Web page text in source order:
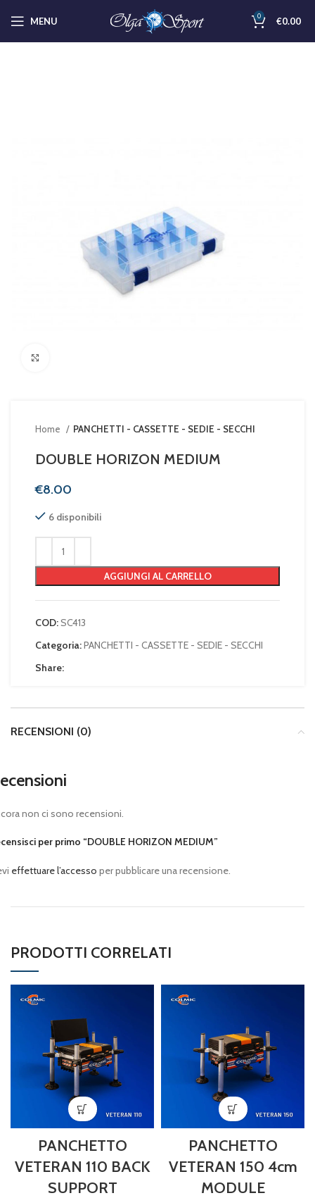
MENU 0 €0.00
Home PANCHETTI - CASSETTE - SEDIE - SECCHI
DOUBLE HORIZON MEDIUM
€
6 disponibili
AGGIUNGI AL CARRELLO
COD:SC413
Categoria:PANCHETTI - CASSETTE - SEDIE - SECCHI
Share:
RECENSIONI (0)
non ci sono recensioni.
per primo “DOUBLE HORIZON MEDIUM”
effettuare l’accesso per pubblicare una recensione.
PRODOTTI CORRELATI
PANCHETTO
VETERAN 110 BACK
SUPPORT
PANCHETTO
VETERAN 150 4cm
MODULE